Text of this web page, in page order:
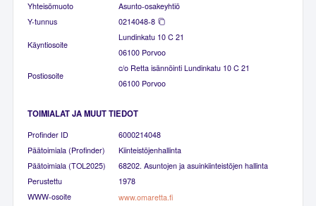
Yhteisömuoto
Asunto-osakeyhtiö
Y-tunnus
0214048-8
Käyntiosoite
Lundinkatu 10 C 21
06100 Porvoo
Postiosoite
c/o Retta isännöinti Lundinkatu 10 C 21
06100 Porvoo
TOIMIALAT JA MUUT TIEDOT
Profinder ID
6000214048
Päätoimiala (Profinder)
Kiinteistöjenhallinta
Päätoimiala (TOL2025)
68202. Asuntojen ja asuinkiinteistöjen hallinta
Perustettu
1978
WWW-osoite
www.omaretta.fi